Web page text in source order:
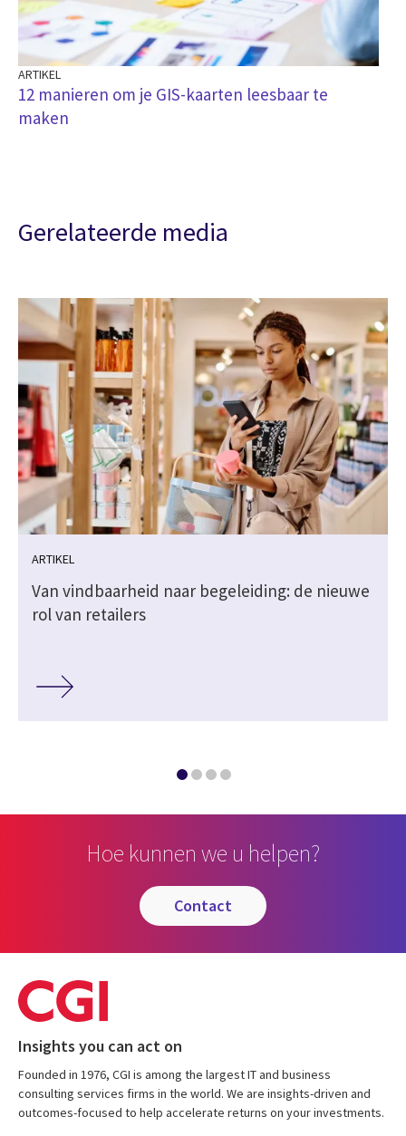
ARTIKEL
12 manieren om je GIS-kaarten leesbaar te
maken
Gerelateerde media
ARTIKEL
Van vindbaarheid naar begeleiding: de nieuwe
rol van retailers
Hoe kunnen we u helpen?
contact
Insights you can act on
Founded in 1976, CGI is among the largest IT and business
consulting services firms in the world. We are insights-driven and
outcomes-focused to help accelerate returns on your investments.